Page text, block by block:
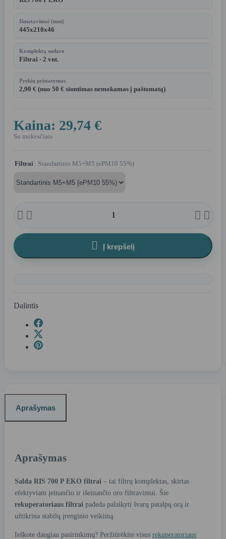
Išmatavimai (mm)
445x210x46
Komplektą sudaro
Filtrai - 2 vnt.
Prekių pristatymas
2,90 € (nuo 50 € siuntimas nemokamas į paštomatą)
Kaina: 29,74 €
Su mokesčiais
Filtrai : Standartinis M5+M5 (ePM10 55%)
   
 Į krepšelį
Dalintis
Aprašymas
Aprašymas
Salda RIS 700 P EKO filtrai – tai filtrų komplektas, skirtas
efektyviam įeinančio ir išeinančio oro filtravimui. Šie
rekuperatoriaus filtrai padeda palaikyti švarų patalpų orą ir
užtikrina stabilų įrenginio veikimą.
Ieškote daugiau pasirinkimų? Peržiūrėkite visus rekuperatoriaus